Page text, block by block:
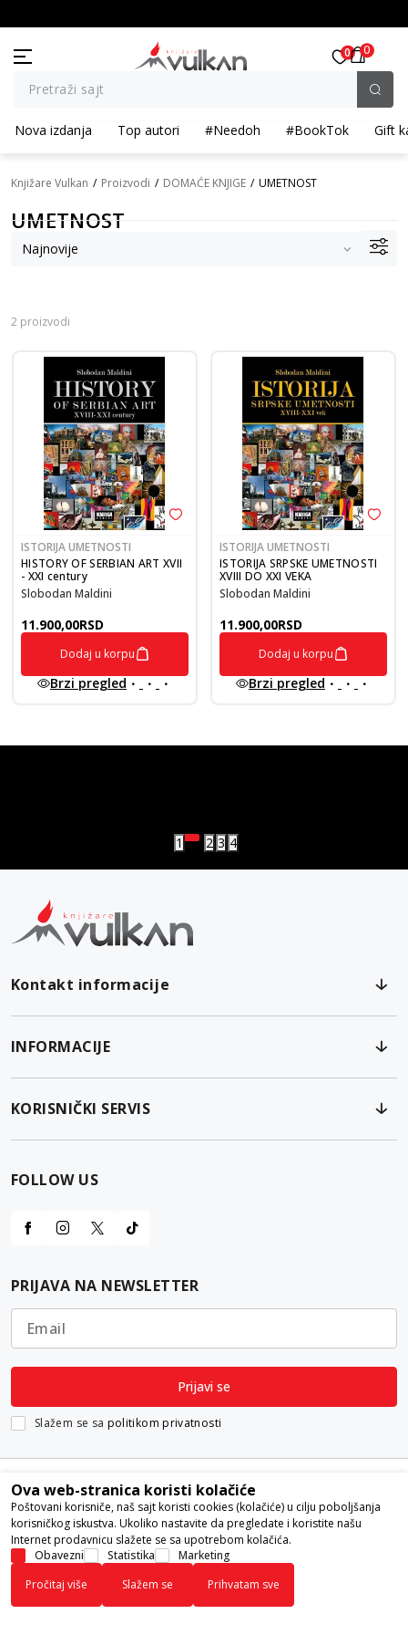
Pretraži sajt
0 0
Nova izdanja Top autori #Needoh #BookTok Gift
Knjižare Vulkan Proizvodi DOMAĆE KNJIGE UMETNOST
UMETNOST
2 proizvodi
ISTORIJA UMETNOSTI
HISTORY OF SERBIAN ART XVII
- XXI century
Slobodan Maldini
11.900,00RSD
Dodaj u korpu
Brzi pregled
ISTORIJA UMETNOSTI
ISTORIJA SRPSKE UMETNOSTI
XVIII DO XXI VEKA
Slobodan Maldini
11.900,00RSD
Dodaj u korpu
Brzi pregled
1 2 3 4
Kontakt informacije
INFORMACIJE
KORISNIČKI SERVIS
FOLLOW US
PRIJAVA NA NEWSLETTER
Email
Prijavi se
Slažem se sa politikom privatnosti
Nastojimo da budemo što precizniji u opisu proizvoda, prikazu slika i
samih cena, ali ne možemo garantovati da su sve informacije kompletne i
bez grešaka. Svi artikli prikazani na sajtu su deo naše ponude i ne
podrazumeva da su dostupni u svakom trenutku.
Ova web-stranica koristi kolačiće
Poštovani korisniče, naš sajt koristi cookies (kolačiće) u cilju poboljšanja
korisničkog iskustva. Ukoliko nastavite da pregledate i koristite našu
Internet prodavnicu slažete se sa upotrebom kolačića.
Obavezni
Statistika
Marketing
Pročitaj više
Slažem se Prihvatam sve